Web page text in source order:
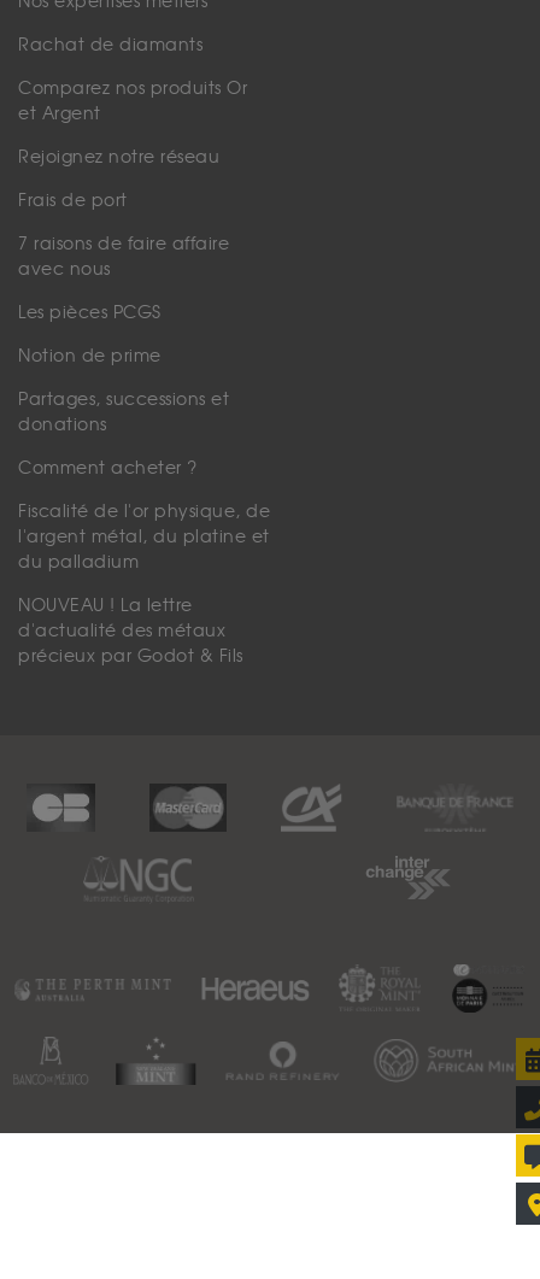
Rachat de diamants
Comparez nos produits Or
et Argent
Rejoignez notre réseau
Frais de port
7 raisons de faire affaire
avec nous
Les pièces PCGS
Notion de prime
Partages, successions et
donations
Comment acheter ?
Fiscalité de l'or physique, de
l'argent métal, du platine et
du palladium
NOUVEAU ! La lettre
d'actualité des métaux
précieux par Godot & Fils